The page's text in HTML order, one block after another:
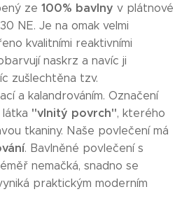
ze 100% bavlny v plátnové
NE. Je na omak velmi
kvalitními reaktivními
naskrz a navíc ji
zušlechtěna tzv.
a kalandrováním. Označení
"vlnitý povrch", kterého
tkaniny. Naše povlečení má
. Bavlněné povlečení s
nemačká, snadno se
praktickým moderním